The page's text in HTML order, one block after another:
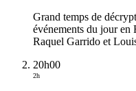
Grand temps de
événements du jour en
Raquel Garrido et
20h00
2h